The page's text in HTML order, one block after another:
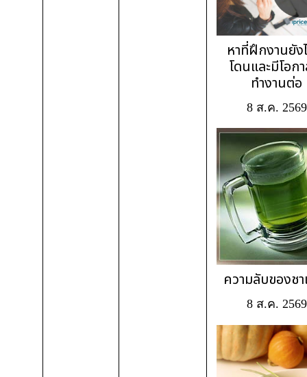
หาที่ฝึกงานยัง
โดนและมีโอก
ทำงานต่อ
8 ส.ค. 2569
ความลับของชา
8 ส.ค. 2569